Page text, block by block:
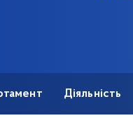
Діяльність